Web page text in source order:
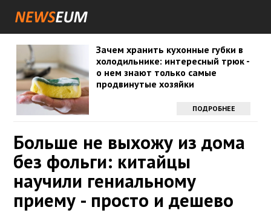
Зачем хранить кухонные губки в
холодильнике: интересный трюк -
о нем знают только самые
продвинутые хозяйки
ПОДРОБНЕЕ
Больше не выхожу из дома
без фольги: китайцы
научили гениальному
приему - просто и дешево